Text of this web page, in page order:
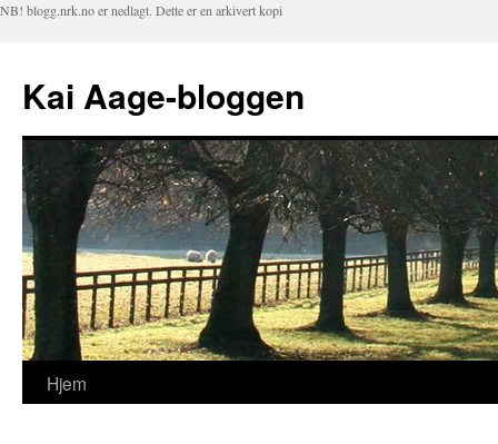
NB! blogg.nrk.no er nedlagt. Dette er en arkivert kopi
Kai Aage-bloggen
Hopp
Hjem